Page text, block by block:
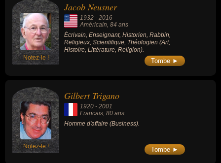
Notez-le !
Jacob Neusner
1932 - 2016
Américain , 84 ans
Écrivain, Enseignant, Historien, Rabbin,
Religieux, Scientifique, Théologien (Art,
Histoire, Littérature, Religion).
Tombe ►
Notez-le !
Gilbert Trigano
1920 - 2001
Francais, 80 ans
Homme d'affaire (Business).
Tombe ►